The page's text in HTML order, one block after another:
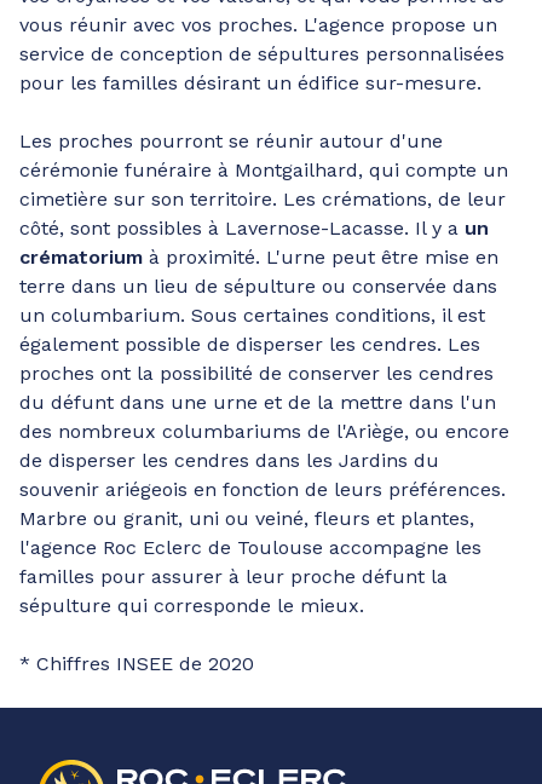
vous réunir avec vos proches. L'agence propose un
service de conception de sépultures personnalisées
pour les familles désirant un édifice sur-mesure.
Les proches pourront se réunir autour d'une
cérémonie funéraire à Montgailhard, qui compte un
cimetière sur son territoire. Les crémations, de leur
côté, sont possibles à Lavernose-Lacasse. Il y a un
crématorium à proximité. L'urne peut être mise en
terre dans un lieu de sépulture ou conservée dans
un columbarium. Sous certaines conditions, il est
également possible de disperser les cendres. Les
proches ont la possibilité de conserver les cendres
du défunt dans une urne et de la mettre dans l'un
des nombreux columbariums de l'Ariège, ou encore
de disperser les cendres dans les Jardins du
souvenir ariégeois en fonction de leurs préférences.
Marbre ou granit, uni ou veiné, fleurs et plantes,
l'agence Roc Eclerc de Toulouse accompagne les
familles pour assurer à leur proche défunt la
sépulture qui corresponde le mieux.
* Chiffres INSEE de 2020